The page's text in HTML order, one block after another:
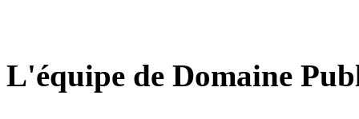
L'équipe de Domaine